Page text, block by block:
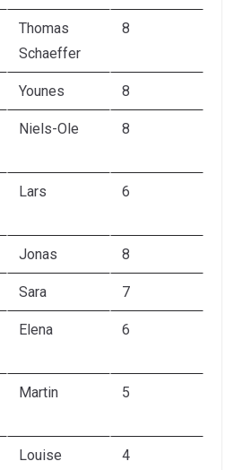
Thomas
Schaeffer
8
Younes 8
Niels-Ole 8
Lars 6
Jonas 8
Sara 7
Elena 6
Martin 5
Louise 4